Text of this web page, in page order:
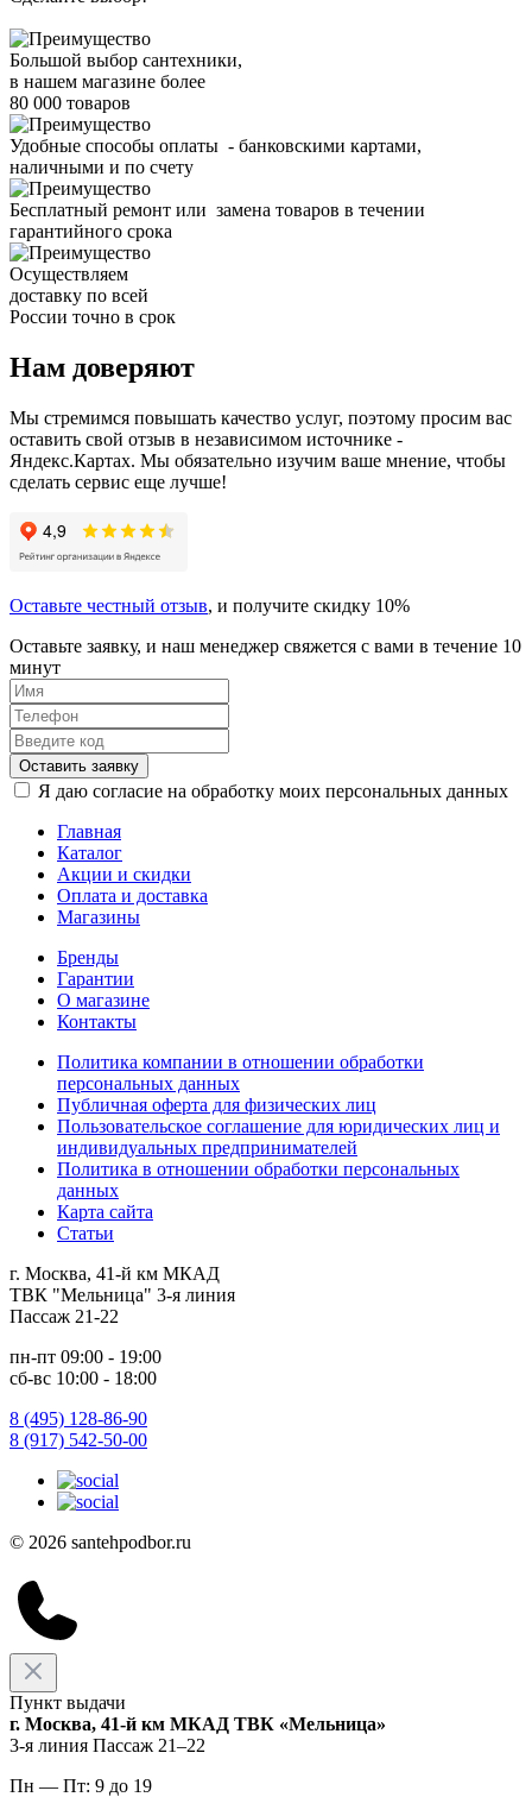
Большой выбор сантехники,
в нашем магазине более
80 000 товаров
Удобные способы оплаты - банковскими картами,
наличными и по счету
Бесплатный ремонт или замена товаров в течении
гарантийного срока
Осуществляем
доставку по всей
России точно в срок
Нам доверяют
Мы стремимся повышать качество услуг, поэтому просим вас
оставить свой отзыв в независимом источнике -
Яндекс.Картах. Мы обязательно изучим ваше мнение, чтобы
сделать сервис еще лучше!
Оставьте честный отзыв, и получите скидку 10%
Оставьте заявку, и наш менеджер свяжется с вами в течение 10
минут
Оставить заявку
Я даю согласие на обработку моих персональных данных
Главная
Каталог
Акции и скидки
Оплата и доставка
Магазины
Бренды
Гарантии
О магазине
Контакты
Политика компании в отношении обработки
персональных данных
Публичная оферта для физических лиц
Пользовательское соглашение для юридических лиц и
индивидуальных предпринимателей
Политика в отношении обработки персональных
данных
Карта сайта
Статьи
г. Москва, 41-й км МКАД
ТВК "Мельница" 3-я линия
Пассаж 21-22
пн-пт 09:00 - 19:00
сб-вс 10:00 - 18:00
8 (495) 128-86-90
8 (917) 542-50-00
© 2026 santehpodbor.ru
Пункт выдачи
г. Москва, 41-й км МКАД ТВК «Мельница»
3-я линия Пассаж 21–22
Пн — Пт: 9 до 19